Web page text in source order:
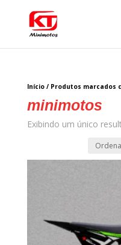
Início/ Produtos marcados
minimotos
Exibindo um único